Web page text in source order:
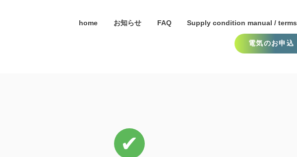
home お知らせ FAQ Supply condition manual / terms
電気のお申込
✔